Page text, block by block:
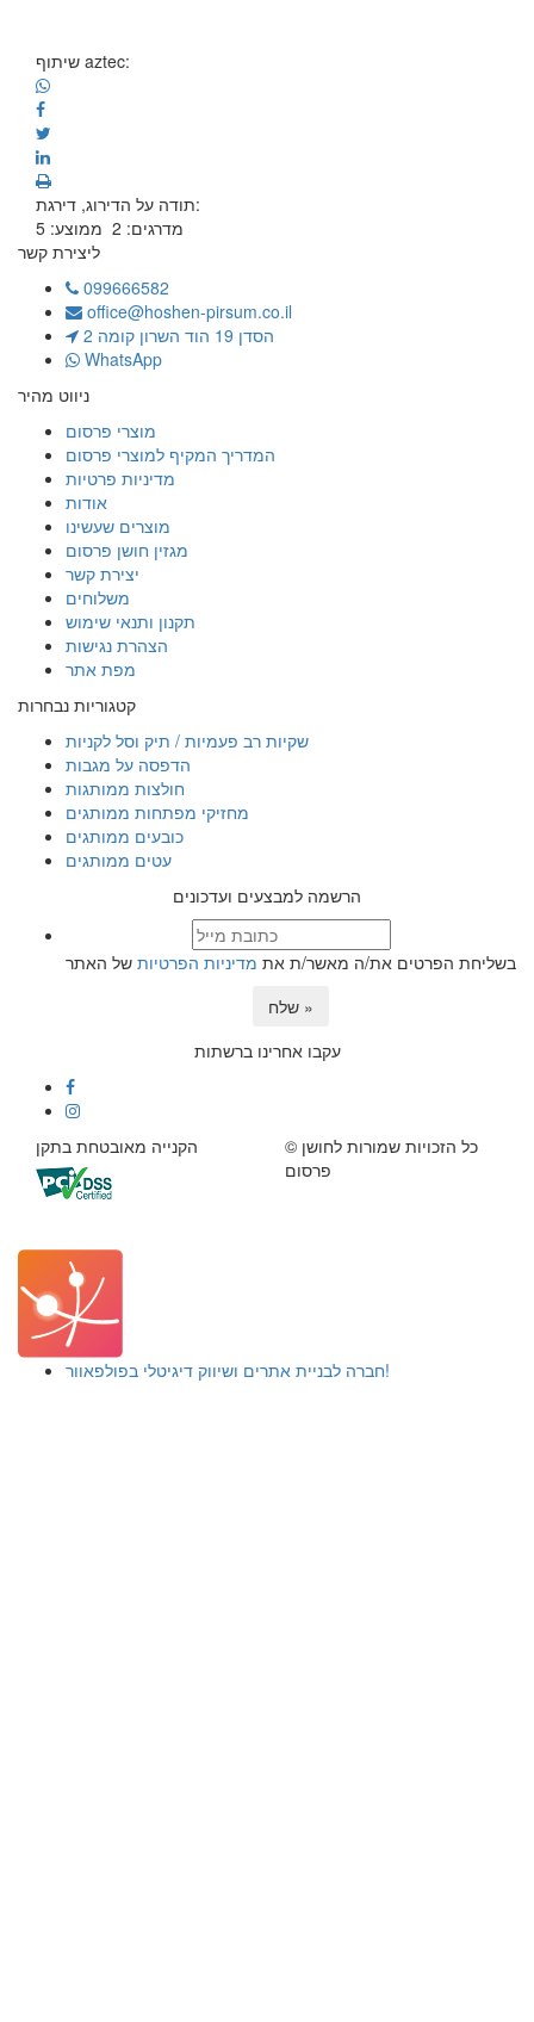
שיתוף aztec:
תודה על הדירוג, דירגת:
מדרגים: 2 ממוצע: 5
ליצירת קשר
099666582
office@hoshen-pirsum.co.il
הסדן 19 הוד השרון קומה 2
WhatsApp
ניווט מהיר
מוצרי פרסום
המדריך המקיף למוצרי פרסום
מדיניות פרטיות
אודות
מוצרים שעשינו
מגזין חושן פרסום
יצירת קשר
משלוחים
תקנון ותנאי שימוש
הצהרת נגישות
מפת אתר
קטגוריות נבחרות
שקיות רב פעמיות / תיק וסל לקניות
הדפסה על מגבות
חולצות ממותגות
מחזיקי מפתחות ממותגים
כובעים ממותגים
עטים ממותגים
הרשמה למבצעים ועדכונים
בשליחת הפרטים את/ה מאשר/ת את מדיניות הפרטיות של האתר
שלח »
עקבו אחרינו ברשתות
© כל הזכויות שמורות לחושן
פרסום
הקנייה מאובטחת בתקן
חברה לבניית אתרים ושיווק דיגיטלי בפולפאוור!